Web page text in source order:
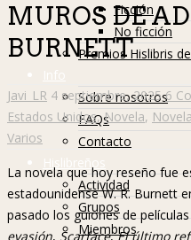
Ficción
No ficción
Premios Hislibris
Info
Sobre nosotros
FAQs
Contacto
Hislibreños
Actividad
Grupos
Miembros
MUROS DE
BURNETT
Javi_LR 4 septiembre, 2025 6
Estados Unidos,Novela,
Varios
La novela que hoy reseño fue
estadounidense W. R. Burnett
pasado los guiones de
evasión, Scarface,El último